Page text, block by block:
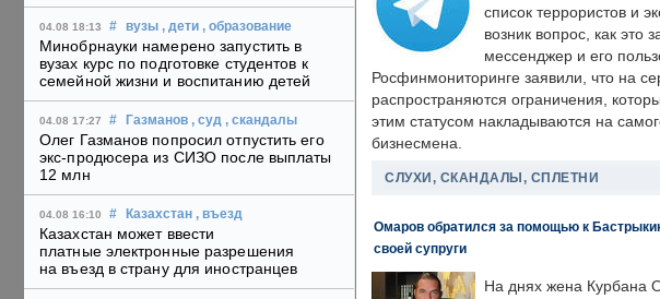
04.08 18:13 # вузы , дети , образование
Минобрнауки намерено запустить в
вузах курс по подготовке студентов к
семейной жизни и воспитанию детей
04.08 17:27 # Газманов , суд , скандалы
Олег Газманов попросил отпустить его
экс-продюсера из СИЗО после выплаты
12 млн
04.08 16:10 # Казахстан , въезд
Казахстан может ввести
платные электронные разрешения
на въезд в страну для иностранцев
список террористов и
возник вопрос, как это
мессенджер и его
Росфинмониторинге заявили, что на
распространяются ограничения,
этим статусом накладываются на
бизнесмена.
СЛУХИ, СКАНДАЛЫ, СПЛЕТНИ
Омаров обратился за помощью к
своей супруги
На днях жена Курбана